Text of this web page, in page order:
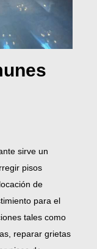
sirve un
pisos
de
para el
tales como
reparar grietas